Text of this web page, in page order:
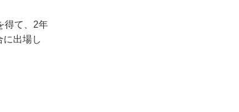
得て、2年
に出場し